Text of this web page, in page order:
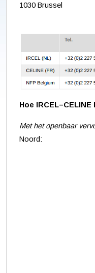
1030 Brussel
Hoe
Met het openbaar
Noord: